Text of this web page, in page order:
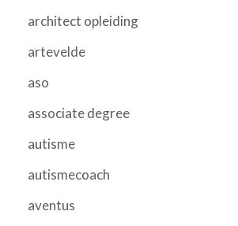
architect opleiding
artevelde
aso
associate degree
autisme
autismecoach
aventus